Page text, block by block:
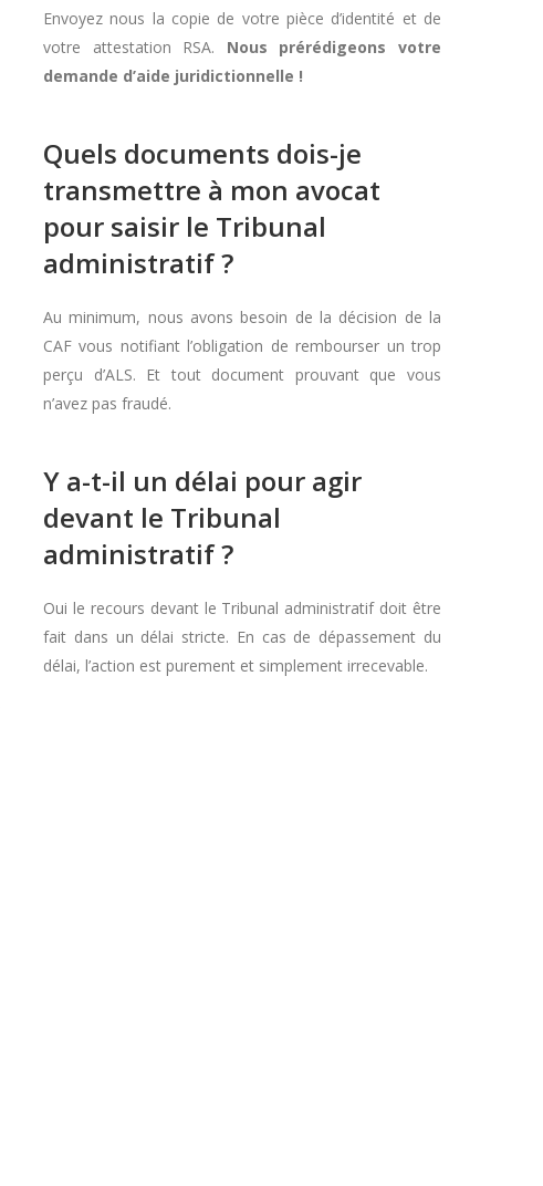
Envoyez nous la copie de votre pièce d’identité et de
votre attestation RSA. Nous prérédigeons votre
demande d’aide juridictionnelle !
Quels documents dois-je
transmettre à mon avocat
pour saisir le Tribunal
administratif ?
Au minimum, nous avons besoin de la décision de la
CAF vous notifiant l’obligation de rembourser un trop
perçu d’ALS. Et tout document prouvant que vous
n’avez pas fraudé.
Y a-t-il un délai pour agir
devant le Tribunal
administratif ?
Oui le recours devant le Tribunal administratif doit être
fait dans un délai stricte. En cas de dépassement du
délai, l’action est purement et simplement irrecevable.